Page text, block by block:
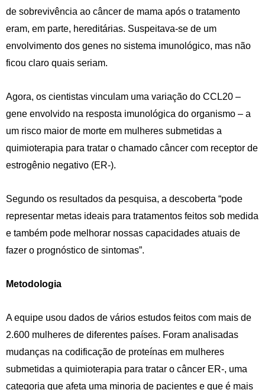
de sobrevivência ao câncer de mama após o tratamento
eram, em parte, hereditárias. Suspeitava-se de um
envolvimento dos genes no sistema imunológico, mas não
ficou claro quais seriam.
Agora, os cientistas vinculam uma variação do CCL20 –
gene envolvido na resposta imunológica do organismo – a
um risco maior de morte em mulheres submetidas a
quimioterapia para tratar o chamado câncer com receptor de
estrogênio negativo (ER-).
Segundo os resultados da pesquisa, a descoberta “pode
representar metas ideais para tratamentos feitos sob medida
e também pode melhorar nossas capacidades atuais de
fazer o prognóstico de sintomas”.
Metodologia
A equipe usou dados de vários estudos feitos com mais de
2.600 mulheres de diferentes países. Foram analisadas
mudanças na codificação de proteínas em mulheres
submetidas a quimioterapia para tratar o câncer ER-, uma
categoria que afeta uma minoria de pacientes e que é mais